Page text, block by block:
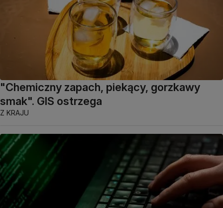
"Chemiczny zapach, piekący, gorzkawy
smak". GIS ostrzega
Z KRAJU